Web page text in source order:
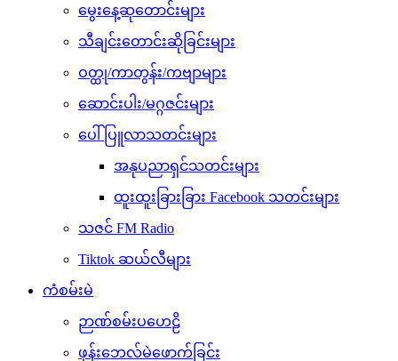
မွေးနေ့ဆုတောင်းများ
သီချင်းတောင်းဆိုခြင်းများ
ဝတ္ထု/ကာတွန်း/ကဗျာများ
ဆောင်းပါး/မဂ္ဂဇင်းများ
ပေါ်ပြူလာသတင်းများ
အနုပညာရှင်သတင်းများ
ထူးထူးခြားခြား Facebook သတင်းများ
သဇင် FM Radio
Tiktok ဆယ်လီများ
ကံစမ်းမဲ
ဉာဏ်စမ်းပဟေဠိ
ဖုန်းဘေလ်မဲဖောက်ခြင်း